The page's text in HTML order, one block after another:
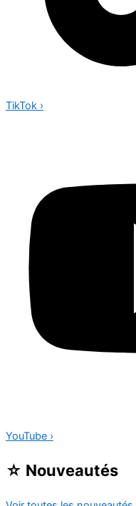
TikTok ›
YouTube ›
☆ Nouveautés